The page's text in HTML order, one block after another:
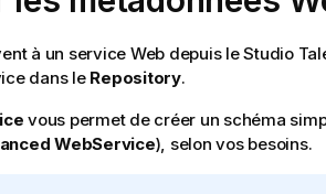
à un service Web depuis leStudio
dans le Repository.
vous permet de créer un schéma
WebService), selon vos besoins.